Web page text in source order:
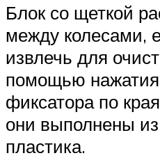
Блок со щеткой
между колесами,
извлечь для
помощью
фиксатора по
они выполнены из
пластика.